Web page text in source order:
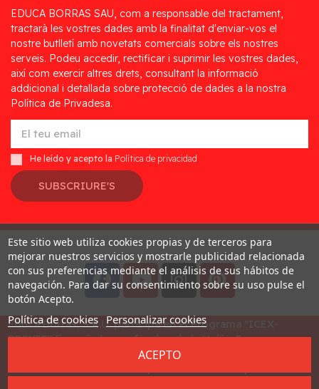
EDUCA BORRAS SAU, com a responsable del tractament,
tractarà les vostres dades amb la finalitat d'enviar-vos el
nostre butlletí amb novetats comercials sobre els nostres
serveis. Podeu accedir, rectificar i suprimir les vostres dades,
així com exercir altres drets, consultant la informació
addicional i detallada sobre protecció de dades a la nostra
Política de Privadesa.
He leído y acepto la Política de privacidad
SUBSCRIURE'S
Desarrollado porAddis
Educa Borras, S.A.U. participa en el Programa "ICEX-
BREXIT" financiado por fondos de la Unión Europea, para
mitigar las consecuencias adversas de la retirada del
Este sitio web utiliza cookies propias y de terceros para
mejorar nuestros servicios y mostrarle publicidad relacionada
con sus preferencias mediante el análisis de sus hábitos de
navegación. Para dar su consentimiento sobre su uso pulse el
botón Acepto.
Política de cookies Personalizar cookies
ACEPTO